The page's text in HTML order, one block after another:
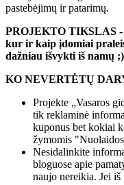
pastebėjimų ir patarimų.
PROJEKTO TIKSLAS -
kur ir kaip įdomiai
dažniau išvykti iš namų ;)
KO NEVERTĖTŲ
Projekte „Vasaros
tik reklaminė
kuponus bet kokiai
žymomis
Nesidalinkite
bloguose apie
naujo nereikia. Jei iš